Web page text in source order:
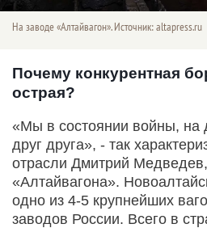
На заводе «Алтайвагон». Источник: altapress.ru
Почему конкурентная
острая?
«Мы в состоянии войны, на
друг друга», - так
отрасли Дмитрий
«Алтайвагона».
одно из 4-5 крупнейших
заводов России. Всего в